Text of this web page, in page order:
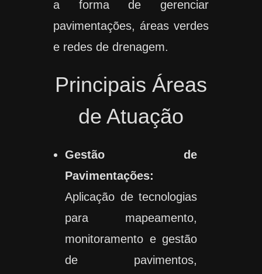
a forma de gerenciar
pavimentações, áreas verdes
e redes de drenagem.
Principais Áreas
de Atuação
Gestão de
Pavimentações:
Aplicação de tecnologias
para mapeamento,
monitoramento e gestão
de pavimentos,